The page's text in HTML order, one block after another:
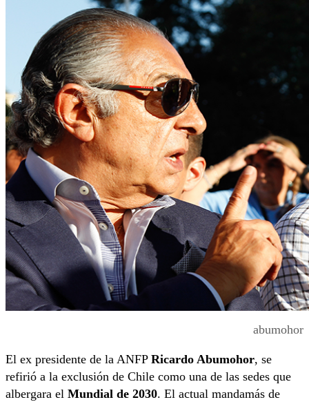
abumohor
El ex presidente de la ANFP Ricardo Abumohor, se
refirió a la exclusión de Chile como una de las sedes que
albergara el Mundial de 2030. El actual mandamás de